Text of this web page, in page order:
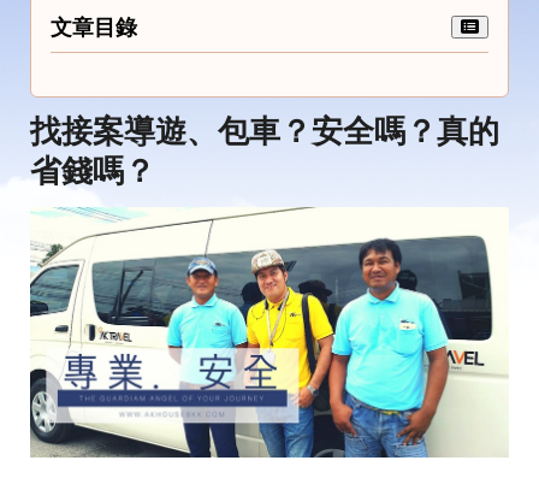
文章目錄
找接案導遊、包車？安全嗎？真的
省錢嗎？